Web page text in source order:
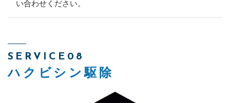
い合わせください。
SERVICE08
ハクビシン駆除